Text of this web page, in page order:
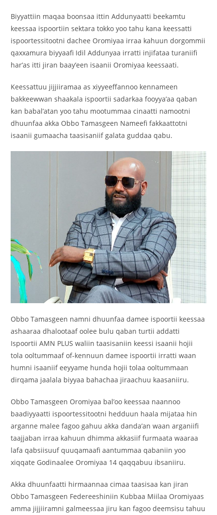
Biyyattiin maqaa boonsaa ittin Addunyaatti beekamtu
keessaa ispoortiin sektara tokko yoo tahu kana keessatti
ispoortessitootni dachee Oromiyaa irraa kahuun dorgommii
qaxxamura biyyaafi Idil Addunyaa irratti injifataa turaniifi
har’as itti jiran baay’een isaanii Oromiyaa keessaati.
Keessattuu jijjiiramaa as xiyyeeffannoo kennameen
bakkeewwan shaakala ispoortii sadarkaa fooyya’aa qaban
kan babal’atan yoo tahu mootummaa cinaatti namootni
dhuunfaa akka Obbo Tamasgeen Nameefi fakkaattotni
isaanii gumaacha taasisaniif galata guddaa qabu.
Obbo Tamasgeen namni dhuunfaa damee ispoortii keessaa
ashaaraa dhalootaaf oolee bulu qaban turtii addatti
Ispoortii AMN PLUS waliin taasisaniin keessi isaanii hojii
tola ooltummaaf of-kennuun damee ispoortii irratti waan
humni isaaniif eeyyame hunda hojii tolaa ooltummaan
dirqama jaalala biyyaa bahachaa jiraachuu kaasaniiru.
Obbo Tamasgeen Oromiyaa bal’oo keessaa naannoo
baadiyyaatti ispoortessitootni hedduun haala mijataa hin
arganne malee fagoo gahuu akka danda’an waan arganiifi
taajjaban irraa kahuun dhimma akkasiif furmaata waaraa
lafa qabsiisuuf quuqamaafi aantummaa qabaniin yoo
xiqqate Godinaalee Oromiyaa 14 qaqqabuu ibsaniiru.
Akka dhuunfaatti hirmaannaa cimaa taasisaa kan jiran
Obbo Tamasgeen Federeeshiniin Kubbaa Miilaa Oromiyaas
amma jijjiiramni galmeessaa jiru kan fagoo deemsisu tahuu